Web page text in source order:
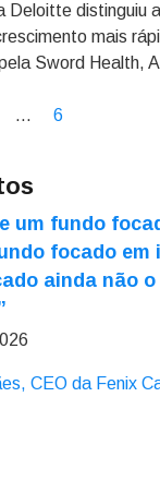
Deloitte distinguiu
mais
Sword Health,
…
6
um fundo
focado
ainda não